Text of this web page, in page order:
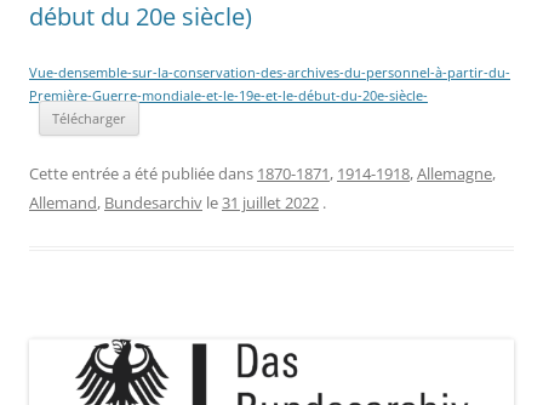
début du 20e siècle)
Vue-densemble-sur-la-conservation-des-archives-du-personnel-à-partir-du-
Première-Guerre-mondiale-et-le-19e-et-le-début-du-20e-siècle-
Télécharger
Cette entrée a été publiée dans 1870-1871, 1914-1918,Allemagne,
Allemand, Bundesarchiv le31 juillet 2022 .